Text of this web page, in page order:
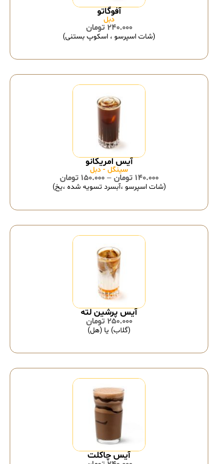
آفوگاتو
دبل
240.000 تومان
(شات اسپرسو ، اسکوپ بستنی)
‎آیس امریکانو
سینگل - دبل
140.000 تومان –
150.000 تومان
(شات اسپرسو ،آبسرد تسویه شده ،یخ)
آیس پرشین لته
250.000 تومان
(گلاب) یا (هل)
آیس چاکلت